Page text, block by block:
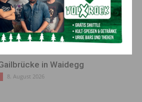
prägt kulturelle Landschaft
8. August 2026
in Waidegg
8. August 2026